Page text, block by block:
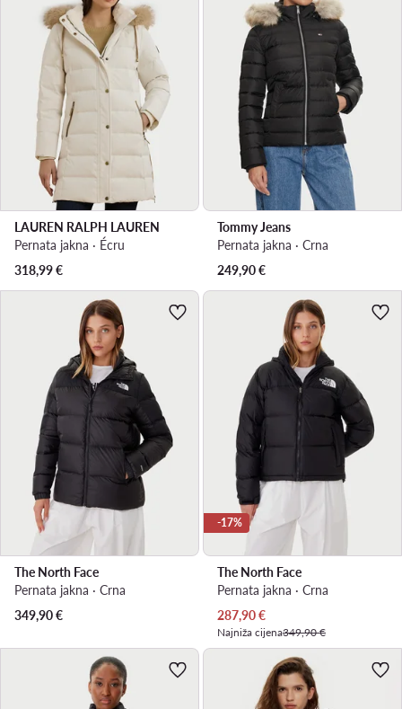
LAUREN RALPH LAUREN
Pernata jakna · Écru
318,99€
Tommy Jeans
Pernata jakna · Crna
249,90€
The North Face
Pernata jakna · Crna
349,90€
-17%
The North Face
Pernata jakna · Crna
Trenutna cijena
287,90€
Najniža cijena349,90 €